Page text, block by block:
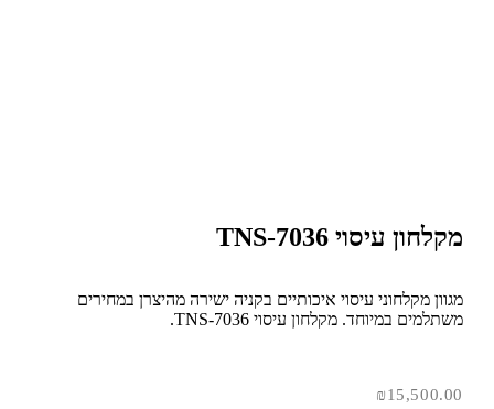
מקלחון עיסוי TNS-7036
מגוון מקלחוני עיסוי איכותיים בקניה ישירה מהיצרן במחירים
משתלמים במיוחד. מקלחון עיסוי TNS-7036.
₪15,500.00